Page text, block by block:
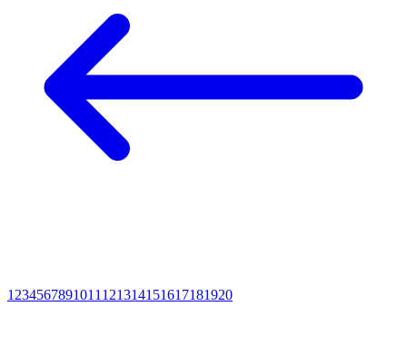
1 234567891011 121314151617181920